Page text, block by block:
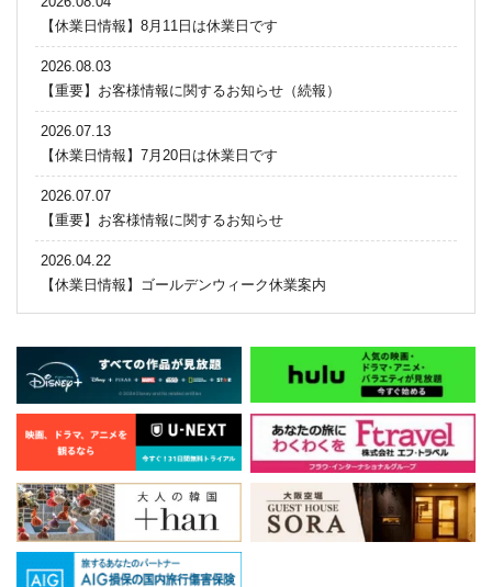
【休業日情報】8月11日は休業日です
2026.08.03
【重要】お客様情報に関するお知らせ（続報）
2026.07.13
【休業日情報】7月20日は休業日です
2026.07.07
【重要】お客様情報に関するお知らせ
2026.04.22
【休業日情報】ゴールデンウィーク休業案内